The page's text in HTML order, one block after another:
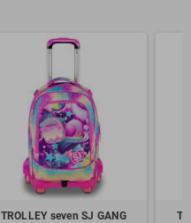
TROLLEY seven SJ GANG